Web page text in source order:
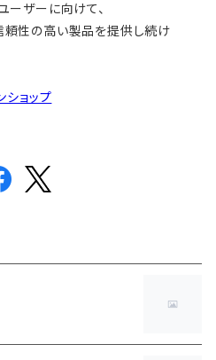
ーザーに向けて、
頼性の高い製品を提供し続け
ョップ